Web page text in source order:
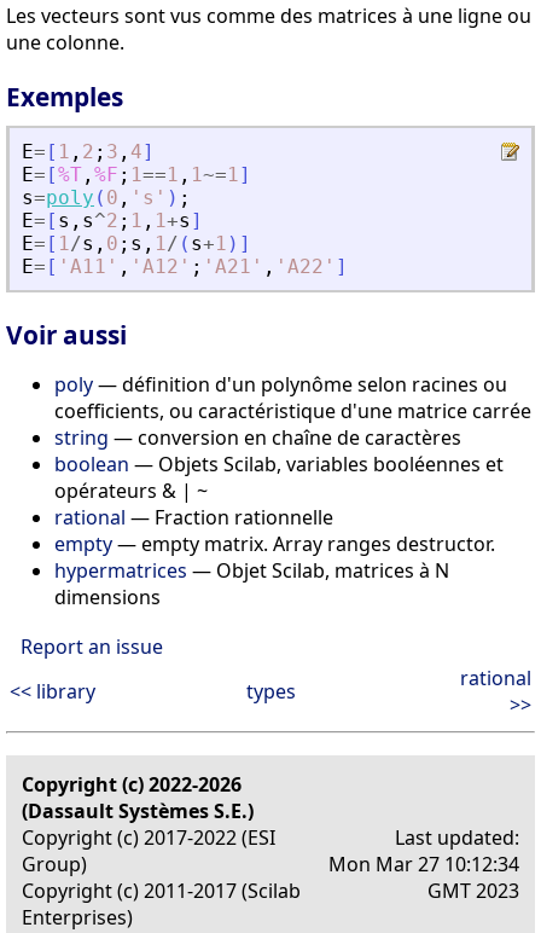
Les vecteurs sont vus comme des matrices à une ligne ou
une colonne.
Exemples
E= [ 1 , 2 ; 3 , 4]
E= [%T , %F ; 1==1 , 1~=1]
s=poly ( 0 , ' s ' ) ;
E= [ s , s^2 ; 1 , 1+s ]
E= [ 1/s , 0 ; s , 1/ ( s+1 ) ]
E= [ ' A11 ' , ' A12 ' ; ' A21 ' , ' A22 ' ]
Voir aussi
poly— définition d'un polynôme selon racines ou
coefficients, ou caractéristique d'une matrice carrée
string — conversion en chaîne de caractères
boolean — Objets Scilab, variables booléennes et
opérateurs & | ~
rational — Fraction rationnelle
empty— empty matrix. Array ranges destructor.
hypermatrices — Objet Scilab, matrices à N
dimensions
Report an issue
<< library
types
rational
>>
Copyright (c) 2022-2026
(Dassault Systèmes S.E.)
Copyright (c) 2017-2022 (ESI
Group)
Copyright (c) 2011-2017 (Scilab
Enterprises)
Last updated:
Mon Mar 27 10:12:34
GMT 2023